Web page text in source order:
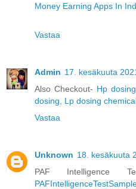
Money Earning Apps In
Vastaa
Admin 17. kesäkuuta
Also Checkout- Hp
dosing, Lp dosing
Vastaa
Unknown 18. kesäkuuta
PAF Intelligence